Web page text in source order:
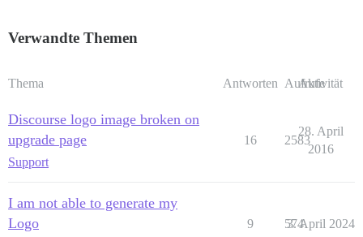
Verwandte Themen
Thema Antworten Aufrufe
Aktivität
Discourse logo image broken on
upgrade page
Support
16 2583
28. April
2016
I am not able to generate my
Logo
9 574
3. April 2024